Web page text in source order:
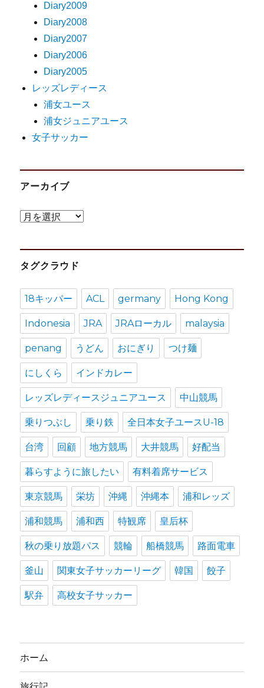
Diary2009
Diary2008
Diary2007
Diary2006
Diary2005
レッズレディース
浦女ユース
浦女ジュニアユース
女子サッカー
アーカイブ
ア
カ
イ
タグクラウド
18キッパー ACL germany Hong Kong
Indonesia JRA JRAローカル malaysia
penang うどん おにぎり つけ麺
にしくら インドカレー
レッズレディースジュニアユース 中山競馬
乗りつぶし 乗り鉄 全日本女子ユースU-18
台湾 回顧 地方競馬 大井競馬 好配当
暮らすように旅したい 有料着席サービス
東京競馬 栄坊 沖縄 沖縄本 浦和レッズ
浦和競馬 浦和西 特観席 皇后杯
秋の乗り放題パス 競輪 船橋競馬 路面電車
釜山 関東女子サッカーリーグ 韓国 餃子
駅弁 高校女子サッカー
ホーム